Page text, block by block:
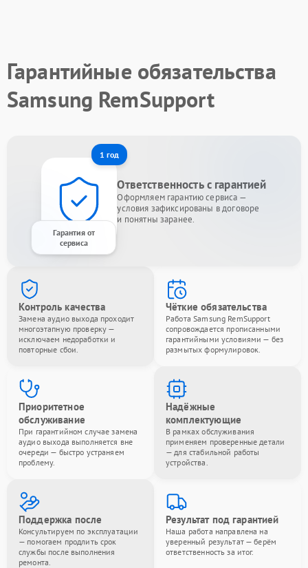
Гарантийные обязательства
Samsung RemSupport
1 год
Гарантия от
сервиса
Ответственность с гарантией
Оформляем гарантию сервиса —
условия зафиксированы в договоре
и понятны заранее.
Контроль качества
Замена аудио выхода проходит
многоэтапную проверку —
исключаем недоработки и
повторные сбои.
Чёткие обязательства
Работа Samsung RemSupport
сопровождается прописанными
гарантийными условиями — без
размытых формулировок.
Приоритетное
обслуживание
При гарантийном случае замена
аудио выхода выполняется вне
очереди — быстро устраняем
проблему.
Надёжные
комплектующие
В рамках обслуживания
применяем проверенные детали
— для стабильной работы
устройства.
Поддержка после
Консультируем по эксплуатации
— помогаем продлить срок
службы после выполнения
ремонта.
Результат под гарантией
Наша работа направлена на
уверенный результат — берём
ответственность за итог.